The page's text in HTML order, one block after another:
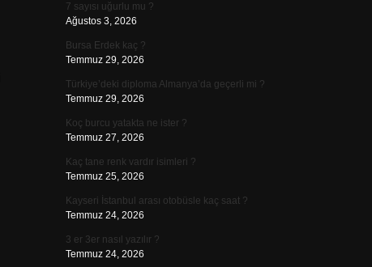
7 sayısı uğurlu mu ?
Ağustos 3, 2026
Bursa Erdek kaç ?
Temmuz 29, 2026
Türkiye’deki diploma Almanya’da geçerli mi ?
Temmuz 29, 2026
Koç burcu yatakta ne ister ?
Temmuz 27, 2026
Kaç tane renk vardır isimleri ?
Temmuz 25, 2026
Kayseri İstanbul arası otobüsle kaç saat ?
Temmuz 24, 2026
3 er 3er nasıl yazılır ?
Temmuz 24, 2026